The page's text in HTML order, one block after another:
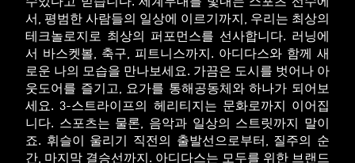
서, 평범한 사람들의 일상에 이르기까지, 우리는 최상의
테크놀로지로 최상의 퍼포먼스를 선사합니다. 러닝에
서 바스켓볼, 축구, 피트니스까지. 아디다스와 함께 새
로운 나의 모습을 만나보세요. 가끔은 도시를 벗어나 아
웃도어를 즐기고, 요가를 통해공동체와 하나가 되어보
세요. 3-스트라이프의 헤리티지는 문화로까지 이어집
니다. 스포츠는 물론, 음악과 일상의 스트릿까지 말이
죠. 휘슬이 울리기 직전의 출발선으로부터, 질주의 순
간, 마지막 결승선까지. 아디다스는 모두를 위한 브랜드